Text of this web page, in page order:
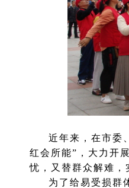
近年来，在市委
红会所能”，大力开展
忧，又替群众解难，
为了给易受损群